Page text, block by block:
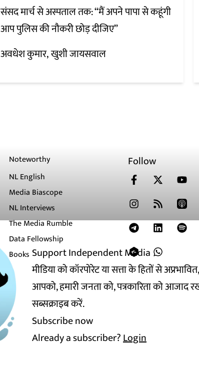
Support Independent Media
मीडिया को कॉरपोरेट या सत्ता के हितों से
आपको, हमारी जनता को, पत्रकारिता को
सब्सक्राइब करें.
Subscribe now
Already a subscriber?Login
संसद मार्च से अस्पताल तक: “मैं अपने पापा से कहूंगी
आप पुलिस की नौकरी छोड़ दीजिए”
अवधेश कुमार खुशी जायसवाल
Noteworthy
NL English
Media Biascope
NL Interviews
The Media Rumble
Data Fellowship
Books
Follow